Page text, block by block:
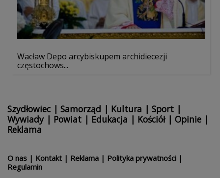
Wacław Depo arcybiskupem archidiecezji
częstochows...
Szydłowiec | Samorząd | Kultura | Sport |
Wywiady| Powiat | Edukacja | Kościół| Opinie |
Reklama
O nas | Kontakt | Reklama | Polityka prywatności |
Regulamin